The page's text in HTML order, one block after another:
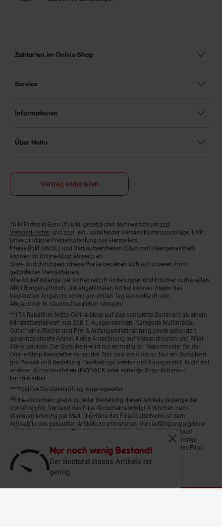
Nur noch wenig Bestand!
Der Bestand dieses Artikels ist
gering.
Fenster
Zahlarten im Online-Shop
Service
Informationen
Über Netto
Vertrag widerrufen
Fußnoten
*Alle Preise in Euro (€) inkl. gesetzlicher Mehrwertsteuer, zzgl.
Versandkosten und zzgl. evtl. anfallender Versandkostenzuschläge. UVP:
Unverbindliche Preisempfehlung des Herstellers.
Preise (inkl. MwSt.) und Verkaufseinheiten (Stückzahl/Mengeneinheit)
können im Online-Shop abweichen.
Statt- und durchgestrichene Preise beziehen sich auf unseren zuvor
geforderten Verkaufspreis.
Alle Artikel solange der Vorrat reicht! Änderungen und Irrtümer vorbehalten.
Abbildungen ähnlich. Die abgebildeten Artikel können wegen des
begrenzten Angebots schon am ersten Tag ausverkauft sein.
Abgabe nur in haushaltsüblichen Mengen!
**15€ Rabatt im Netto Online-Shop auf das komplette Sortiment ab einem
Mindestbestellwert von 200 €. Ausgenommen: Kategorie Multimedia,
Gutscheine, Bücher und Pre- & Anfangsmilchnahrung sowie gesondert
gekennzeichnete Artikel. Keine Anrechnung auf Versandkosten und Filial-
Abholservices. Der Gutschein wird nur einmalig an Neuanmelder für den
Online-Shop-Newsletter versendet. Nur online einlösbar. Nur ein Gutschein
pro Person und Bestellung. Restbeträge werden nicht ausgezahlt. Nicht mit
anderen Aktionsvorteilen (PAYBACK oder sonstige Shop-Aktionen)
kombinierbar.
***Positive Bonitätsprüfung vorausgesetzt
²⁰Filial-Gutschein gratis zu jeder Bestellung dieses Artikels (solange der
Vorrat reicht). Versand des Filial-Gutscheins erfolgt 4 Wochen nach
Warenanlieferung per Mail. Die Höhe des Filial-Gutscheins ist dem
Artikelbild des gekauften Artikels zu entnehmen. Vervielfältigung jeglicher
Art nicht gestattet. Der Filial-Gutschein ist ohne Mindesteinkaufswert
einlösbar. Nicht mit anderen Aktionsvorteilen (PAYBACK oder sonstige
Shop-Aktionen) kombinierbar. Der jeweilige Gültigkeitszeitraum des Filial-
Gutscheins ist darauf vermerkt.